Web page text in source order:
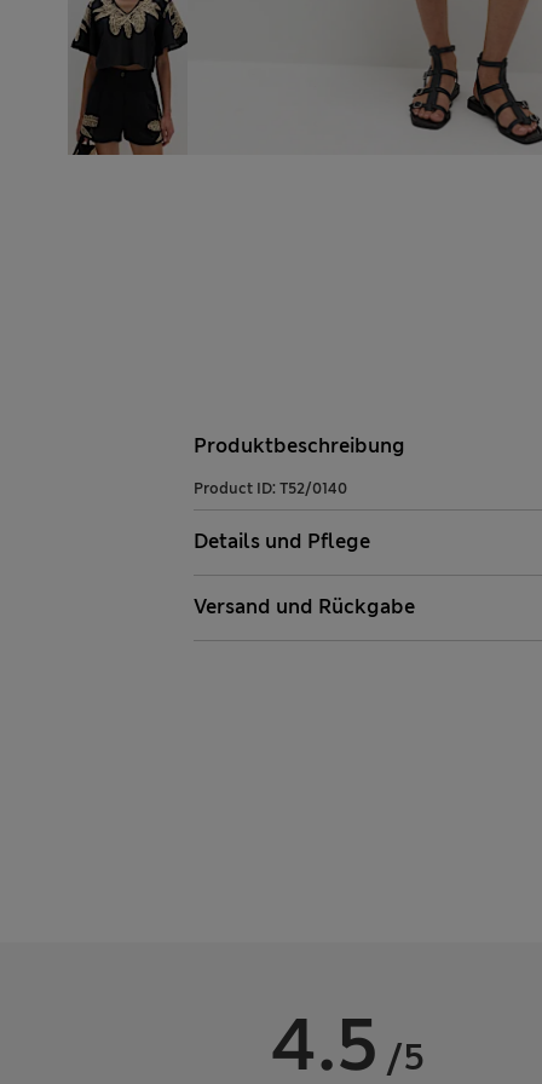
Produktbeschreibung
Product ID: T52/0140
Details und Pflege
Versand und Rückgabe
4.5 /5